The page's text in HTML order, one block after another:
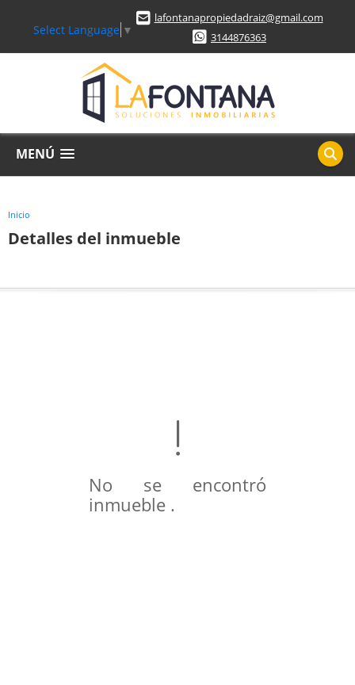
Select Language ▼
lafontanapropiedadraiz@gmail.com
3144876363
MENÚ
Inicio
Detalles del inmueble
No se encontró
inmueble .